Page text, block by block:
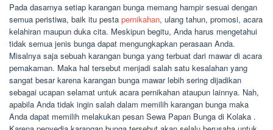
Pada dasarnya setiap karangan bunga memang hampir sesuai dengan
semua peristiwa, baik itu pesta pernikahan, ulang tahun, promosi, acara
kelahiran maupun duka cita. Meskipun begitu, Anda harus mengetahui
tidak semua jenis bunga dapat mengungkapkan perasaan Anda.
Misalnya saja sebuah karangan bunga yang terbuat dari mawar di acara
pemakaman. Maka hal tersebut menjadi salah satu kesalahan yang
sangat besar karena karangan bunga mawar lebih sering dijadikan
sebagai ucapan selamat untuk acara pernikahan ataupun lainnya. Nah,
apabila Anda tidak ingin salah dalam memilih karangan bunga maka
Anda dapat memilih melakukan pesan Sewa Papan Bunga di Kolaka .